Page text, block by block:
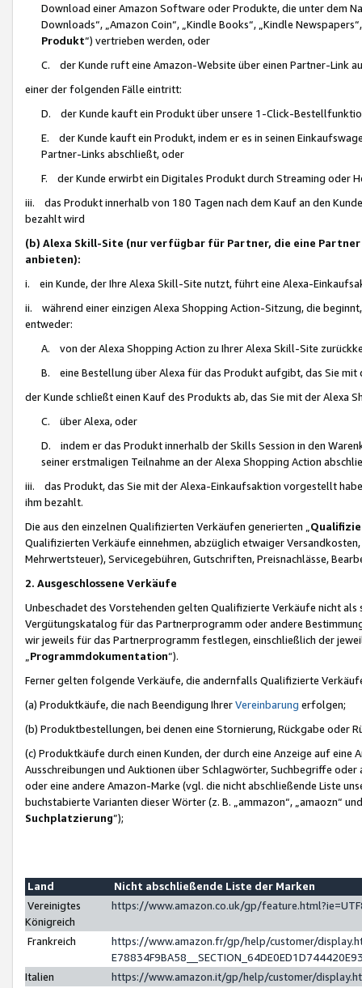
Download einer Amazon Software oder Produkte, die unter dem
Downloads“, „Amazon Coin“, „Kindle Books“, „Kindle
Produkt“) vertrieben werden, oder
C. der Kunde ruft eine Amazon-Website über einen Partner-Link
einer der folgenden Fälle eintritt:
D. der Kunde kauft ein Produkt über unsere 1-Click-
E. der Kunde kauft ein Produkt, indem er es in seinen
Partner-Links abschließt, oder
F. der Kunde erwirbt ein Digitales Produkt durch Streaming oder
iii. das Produkt innerhalb von 180 Tagen nach dem Kauf an den
bezahlt wird
(b) Alexa Skill-Site (nur verfügbar für Partner, die eine
anbieten):
i. ein Kunde, der Ihre Alexa Skill-Site nutzt, führt eine Alexa-
ii. während einer einzigen Alexa Shopping Action-Sitzung, die
entweder:
A. von der Alexa Shopping Action zu Ihrer Alexa Skill-Site
B. eine Bestellung über Alexa für das Produkt aufgibt, das Sie mit
der Kunde schließt einen Kauf des Produkts ab, das Sie mit der Alexa
C. über Alexa, oder
D. indem er das Produkt innerhalb der Skills Session in den
seiner erstmaligen Teilnahme an der Alexa Shopping Action
iii. das Produkt, das Sie mit der Alexa-Einkaufsaktion vorgestellt
ihm bezahlt.
Die aus den einzelnen Qualifizierten Verkäufen generierten „
Qualifizierten Verkäufe einnehmen, abzüglich etwaiger
Mehrwertsteuer), Servicegebühren, Gutschriften, Preisnachlässe,
2. Ausgeschlossene Verkäufe
Unbeschadet des Vorstehenden gelten Qualifizierte Verkäufe nicht
Vergütungskatalog für das Partnerprogramm oder andere
wir jeweils für das Partnerprogramm festlegen, einschließlich der
Programmdokumentation“).
Ferner gelten folgende Verkäufe, die andernfalls Qualifizierte
(a) Produktkäufe, die nach Beendigung IhrerVereinbarung erfolgen;
(b) Produktbestellungen, bei denen eine Stornierung, Rückgabe oder
(c) Produktkäufe durch einen Kunden, der durch eine Anzeige auf
Ausschreibungen und Auktionen über Schlagwörter, Suchbegriffe
oder eine andere Amazon-Marke (vgl. die nicht abschließende Liste
buchstabierte Varianten dieser Wörter (z. B. „ammazon“, „amaozn“
Suchplatzierung”);
Land
Nicht abschließende Liste der Marken
Vereinigtes
Königreich
https://www.amazon.co.uk/gp/
Frankreich
https://www.amazon.fr/gp/help/customer/
Italien
https://www.amazon.it/gp/help/customer/